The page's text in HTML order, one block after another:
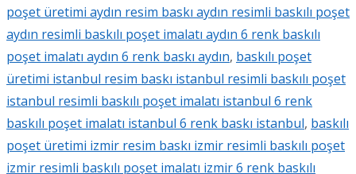
poşet üretimi aydın resim baskı aydın resimli baskılı poşet
aydın resimli baskılı poşet imalatı aydın 6 renk baskılı
poşet imalatı aydın 6 renk baskı aydın, baskılı poşet
üretimi istanbul resim baskı istanbul resimli baskılı poşet
istanbul resimli baskılı poşet imalatı istanbul 6 renk
baskılı poşet imalatı istanbul 6 renk baskı istanbul, baskılı
poşet üretimi izmir resim baskı izmir resimli baskılı poşet
izmir resimli baskılı poşet imalatı izmir 6 renk baskılı